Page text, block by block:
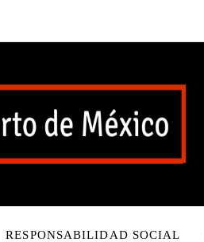
RESPONSABILIDAD SOCIAL